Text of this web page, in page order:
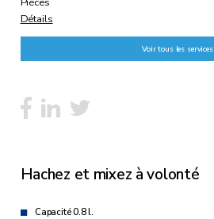
Détails
Voir tous les services
Hachez et mixez à volonté
Capacité 0.8 l.